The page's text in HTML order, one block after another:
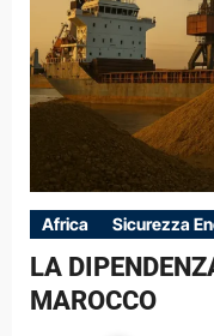
Africa Sicurezza
LA
MAROCCO